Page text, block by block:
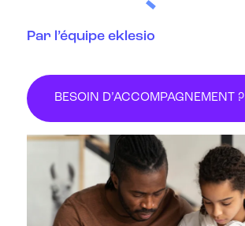
Par l’équipe eklesio
BESOIN D’ACCOMPAGNEMENT ?